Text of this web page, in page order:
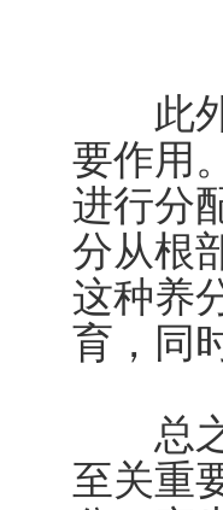
此外
要作用
进行分
分从根
这种养
育，同
总之
至关重